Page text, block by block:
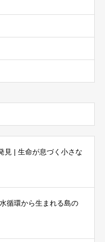
見 | 生命が息づく小さな
循環から生まれる島の